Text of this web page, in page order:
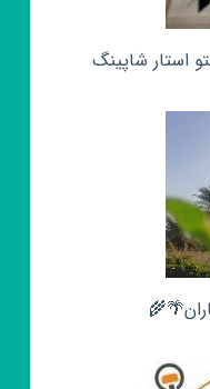
استار شاپینگ